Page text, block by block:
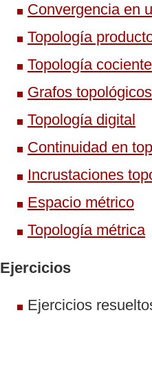
Convergencia en
Topología
Topología cociente
Grafos topológicos
Topología digital
Continuidad en
Incrustaciones
Espacio métrico
Topología métrica
Ejercicios
Ejercicios